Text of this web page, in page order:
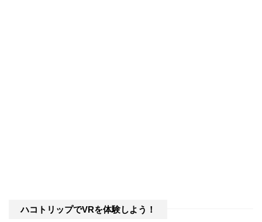
ハコトリップでVRを体験しよう！